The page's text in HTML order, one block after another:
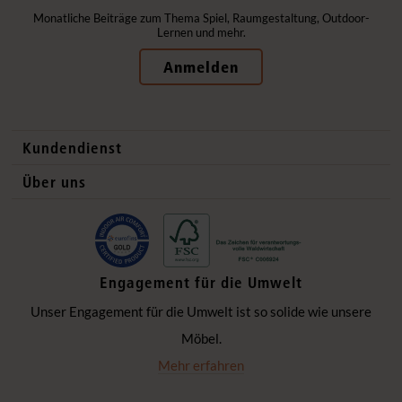
Monatliche Beiträge zum Thema Spiel, Raumgestaltung, Outdoor-
Lernen und mehr.
Anmelden
Kundendienst
Kontaktdaten
Häufig gestellte Fragen
Datenschutzerklärung
Impressum
Über uns
Qualitätsprodukte
Gesund und sicher
Flexible Einrichtung
Ökologisch verantwortlich
Einzigartige Zusammenarbeit
Engagement für die Umwelt
Unser Engagement für die Umwelt ist so solide wie unsere
Möbel.
Mehr erfahren